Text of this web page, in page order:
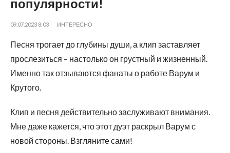
популярности!
09.07.2023 8:03 ИНТЕРЕСНО
Песня трогает до глубины души, а клип заставляет
прослезиться – настолько он грустный и жизненный.
Именно так отзываются фанаты о работе Варум и
Крутого.
Клип и песня действительно заслуживают внимания.
Мне даже кажется, что этот дуэт раскрыл Варум с
новой стороны. Взгляните сами!